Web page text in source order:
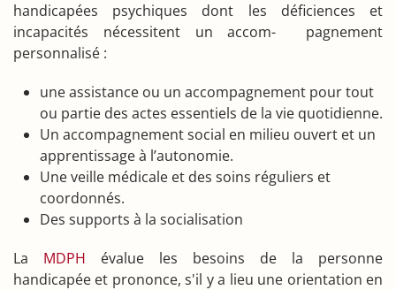
handicapées psychiques dont les déficiences et
incapacités nécessitent un accom- pagnement
personnalisé :
une assistance ou un accompagnement pour tout
ou partie des actes essentiels de la vie quotidienne.
Un accompagnement social en milieu ouvert et un
apprentissage à l’autonomie.
Une veille médicale et des soins réguliers et
coordonnés.
Des supports à la socialisation
La MDPH évalue les besoins de la personne
handicapée et prononce, s'il y a lieu une orientation en